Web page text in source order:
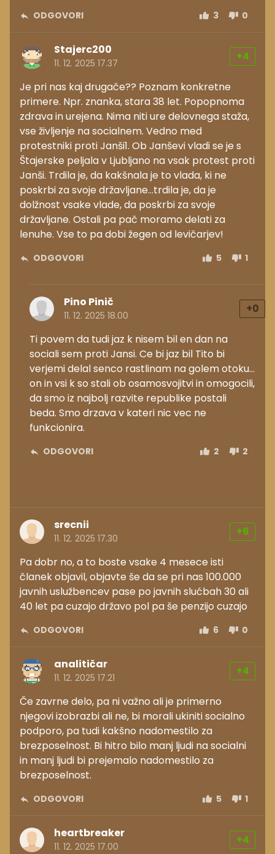
ODGOVORI 3 0
Stajerc200
11. 12. 2025 17.37
+4
Je pri nas kaj drugače?? Poznam konkretne
primere. Npr. znanka, stara 38 let. Popopnoma
zdrava in urejena. Nima niti ure delovnega staža,
vse življenje na socialnem. Vedno med
protestniki proti Janši1. Ob Janševi vladi se je s
Štajerske peljala v Ljubljano na vsak protest proti
Janši. Trdila je, da kakšnala je to vlada, ki ne
poskrbi za svoje državljane...trdila je, da je
dolžnost vsake vlade, da poskrbi za svoje
državljane. Ostali pa pač moramo delati za
lenuhe. Vse to pa dobi žegen od levičarjev!
ODGOVORI 5 1
Pino Pinič
11. 12. 2025 18.00
+0
Ti povem da tudi jaz k nisem bil en dan na
sociali sem proti Jansi. Ce bi jaz bil Tito bi
verjemi delal senco rastlinam na golem otoku...
on in vsi k so stali ob osamosvojitvi in omogocili,
da smo iz najbolj razvite republike postali
beda. Smo drzava v kateri nic vec ne
funkcionira.
ODGOVORI 2 2
srecnii
11. 12. 2025 17.30
+6
Pa dobr no, a to boste vsake 4 mesece isti
članek objavil, objavte še da se pri nas 100.000
javnih uslužbencev pase po javnih slućbah 30 ali
40 let pa cuzajo državo pol pa še penzijo cuzajo
ODGOVORI 6 0
analitičar
11. 12. 2025 17.21
+4
Če zavrne delo, pa ni važno ali je primerno
njegovi izobrazbi ali ne, bi morali ukiniti socialno
podporo, pa tudi kakšno nadomestilo za
brezposelnost. Bi hitro bilo manj ljudi na socialni
in manj ljudi bi prejemalo nadomestilo za
brezposelnost.
ODGOVORI 5 1
heartbreaker
11. 12. 2025 17.00
+4